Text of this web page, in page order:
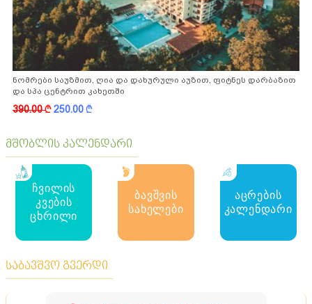
ნომრები საუზმით, ღია და დახურული აუზით, ფიტნეს დარბაზით
და სპა ცენტრით კახეთში
390.00k250.00k
მშობლის კალენდარი
ჩვილის
კვების
ცხრილი
ბავშვის
სახელები
აცრების
კალენდარი
საბავშვო გვერდი